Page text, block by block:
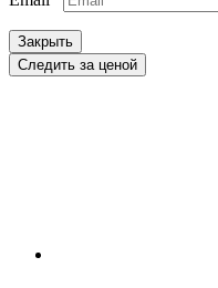
Закрыть
Следить за ценой